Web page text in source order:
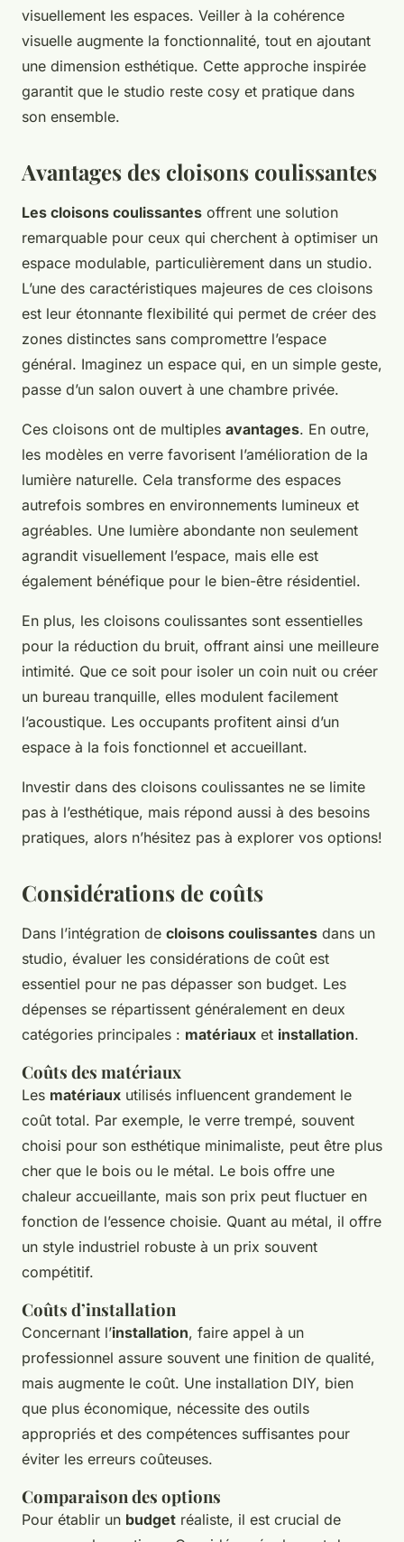
visuellement les espaces. Veiller à la cohérence
visuelle augmente la fonctionnalité, tout en ajoutant
une dimension esthétique. Cette approche inspirée
garantit que le studio reste cosy et pratique dans
son ensemble.
Avantages des cloisons coulissantes
Les cloisons coulissantes offrent une solution
remarquable pour ceux qui cherchent à optimiser un
espace modulable, particulièrement dans un studio.
L’une des caractéristiques majeures de ces cloisons
est leur étonnante flexibilité qui permet de créer des
zones distinctes sans compromettre l’espace
général. Imaginez un espace qui, en un simple geste,
passe d’un salon ouvert à une chambre privée.
Ces cloisons ont de multiples avantages. En outre,
les modèles en verre favorisent l’amélioration de la
lumière naturelle. Cela transforme des espaces
autrefois sombres en environnements lumineux et
agréables. Une lumière abondante non seulement
agrandit visuellement l’espace, mais elle est
également bénéfique pour le bien-être résidentiel.
En plus, les cloisons coulissantes sont essentielles
pour la réduction du bruit, offrant ainsi une meilleure
intimité. Que ce soit pour isoler un coin nuit ou créer
un bureau tranquille, elles modulent facilement
l’acoustique. Les occupants profitent ainsi d’un
espace à la fois fonctionnel et accueillant.
Investir dans des cloisons coulissantes ne se limite
pas à l’esthétique, mais répond aussi à des besoins
pratiques, alors n’hésitez pas à explorer vos options!
Considérations de coûts
Dans l’intégration de cloisons coulissantes dans un
studio, évaluer les considérations de coût est
essentiel pour ne pas dépasser son budget. Les
dépenses se répartissent généralement en deux
catégories principales : matériaux et installation.
Coûts des matériaux
Les matériaux utilisés influencent grandement le
coût total. Par exemple, le verre trempé, souvent
choisi pour son esthétique minimaliste, peut être plus
cher que le bois ou le métal. Le bois offre une
chaleur accueillante, mais son prix peut fluctuer en
fonction de l’essence choisie. Quant au métal, il offre
un style industriel robuste à un prix souvent
compétitif.
Coûts d’installation
Concernant l’installation, faire appel à un
professionnel assure souvent une finition de qualité,
mais augmente le coût. Une installation DIY, bien
que plus économique, nécessite des outils
appropriés et des compétences suffisantes pour
éviter les erreurs coûteuses.
Comparaison des options
Pour établir un budget réaliste, il est crucial de